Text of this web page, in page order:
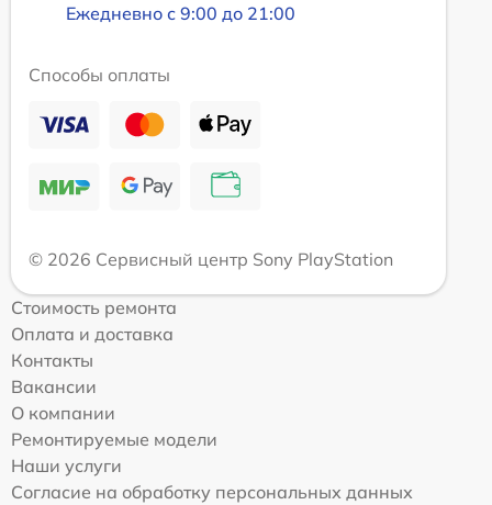
Ежедневно с 9:00 до 21:00
Способы оплаты
© 2026 Сервисный центр Sony PlayStation
Стоимость ремонта
Оплата и доставка
Контакты
Вакансии
О компании
Ремонтируемые модели
Наши услуги
Согласие на обработку персональных данных